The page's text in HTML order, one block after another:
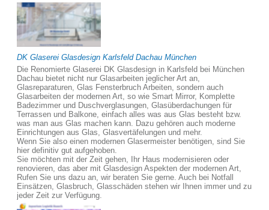
DK Glaserei Glasdesign Karlsfeld Dachau München
Die Renomierte Glaserei DK Glasdesign in Karlsfeld bei München
Dachau bietet nicht nur Glasarbeiten jeglicher Art an,
Glasreparaturen, Glas Fensterbruch Arbeiten, sondern auch
Glasarbeiten der modernen Art, so wie Smart Mirror, Komplette
Badezimmer und Duschverglasungen, Glasüberdachungen für
Terrassen und Balkone, einfach alles was aus Glas besteht bzw.
was man aus Glas machen kann. Dazu gehören auch moderne
Einrichtungen aus Glas, Glasvertäfelungen und mehr.
Wenn Sie also einen modernen Glasermeister benötigen, sind Sie
hier definitiv gut aufgehoben.
Sie möchten mit der Zeit gehen, Ihr Haus modernisieren oder
renovieren, das aber mit Glasdesign Aspekten der modernen Art,
Rufen Sie uns dazu an, wir beraten Sie gerne. Auch bei Notfall
Einsätzen, Glasbruch, Glasschäden stehen wir Ihnen immer und zu
jeder Zeit zur Verfügung.